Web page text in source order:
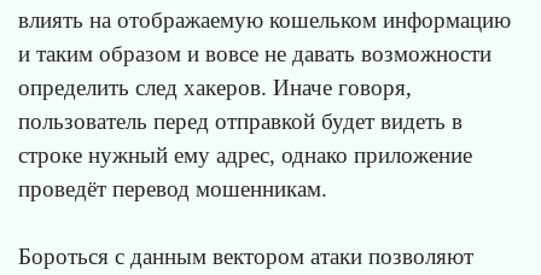
влиять на отображаемую кошельком информацию
и таким образом и вовсе не давать возможности
определить след хакеров. Иначе говоря,
пользователь перед отправкой будет видеть в
строке нужный ему адрес, однако приложение
проведёт перевод мошенникам.
Бороться с данным вектором атаки позволяют